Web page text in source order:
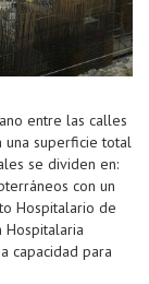
entre las calles
una superficie total
se dividen en:
con un
Hospitalario de
capacidad para